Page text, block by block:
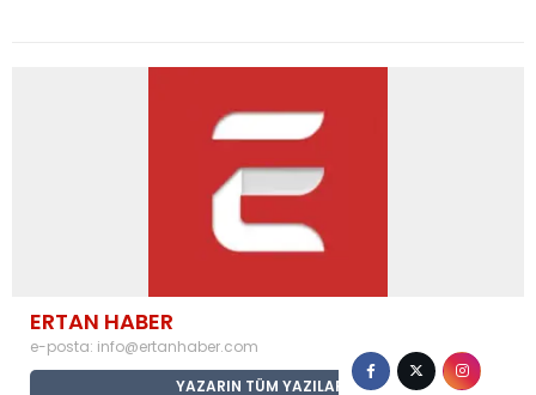
ERTAN HABER
e-posta: info@ertanhaber.com
YAZARIN TÜM YAZILARI